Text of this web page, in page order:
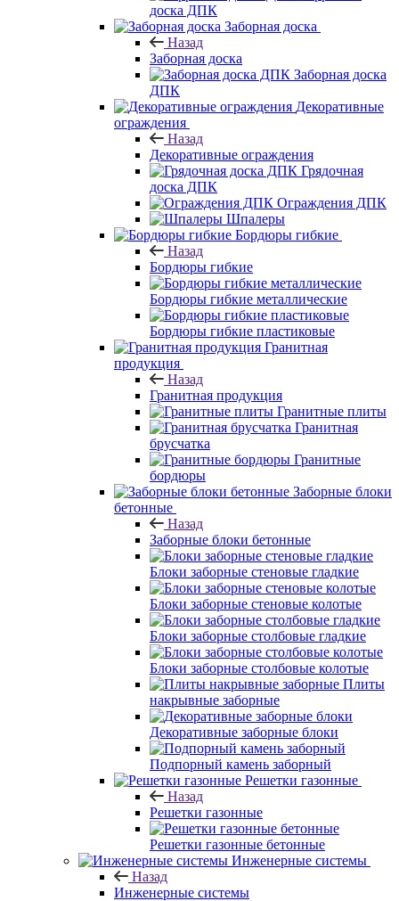
доска ДПК
Заборная доска
Назад
Заборная доска
Заборная доска
ДПК
Декоративные
ограждения
Назад
Декоративные ограждения
Грядочная
доска ДПК
Ограждения ДПК
Шпалеры
Бордюры гибкие
Назад
Бордюры гибкие
Бордюры гибкие металлические
Бордюры гибкие пластиковые
Гранитная
продукция
Назад
Гранитная продукция
Гранитные плиты
Гранитная
брусчатка
Гранитные
бордюры
Заборные блоки
бетонные
Назад
Заборные блоки бетонные
Блоки заборные стеновые гладкие
Блоки заборные стеновые колотые
Блоки заборные столбовые гладкие
Блоки заборные столбовые колотые
Плиты
накрывные заборные
Декоративные заборные блоки
Подпорный камень заборный
Решетки газонные
Назад
Решетки газонные
Решетки газонные бетонные
Инженерные системы
Назад
Инженерные системы